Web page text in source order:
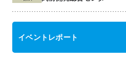
イベントレポート